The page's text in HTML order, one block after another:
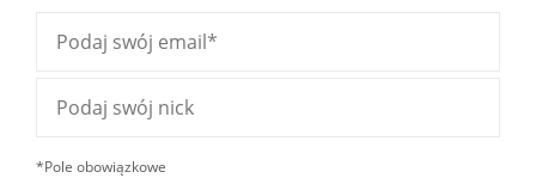
*Pole obowiązkowe